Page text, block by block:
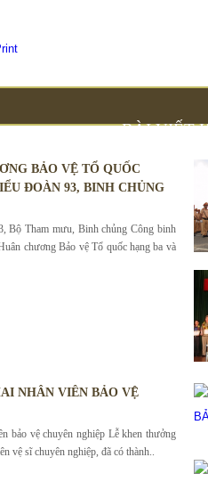
BÀI VIẾT
BẢO VỆ TỔ QUỐC
ĐOÀN 93, BINH CHỦNG
Bộ Tham mưu, Binh chủng Công binh
chương Bảo vệ Tổ quốc hạng ba và
NHÂN VIÊN BẢO VỆ
bảo vệ chuyên nghiệp Lễ khen thưởng
vệ sĩ chuyên nghiệp, đã có thành..